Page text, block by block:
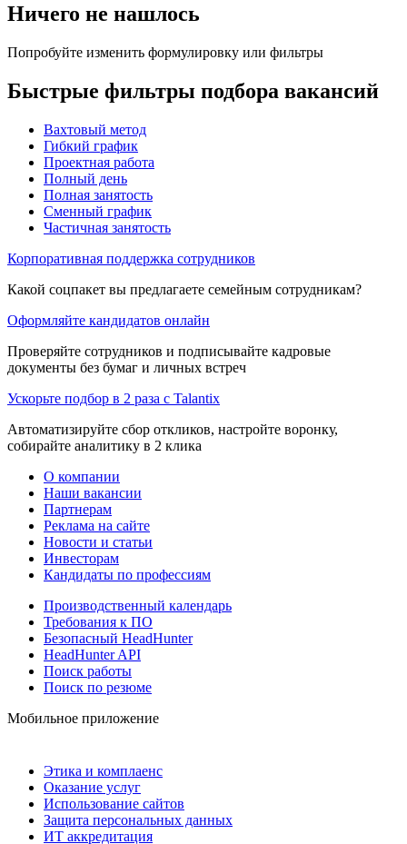
Ничего не нашлось
Попробуйте изменить формулировку или фильтры
Быстрые фильтры подбора вакансий
Вахтовый метод
Гибкий график
Проектная работа
Полный день
Полная занятость
Сменный график
Частичная занятость
Корпоративная поддержка сотрудников
Какой соцпакет вы предлагаете семейным сотрудникам?
Оформляйте кандидатов онлайн
Проверяйте сотрудников и подписывайте кадровые
документы без бумаг и личных встреч
Ускорьте подбор в 2 раза с Talantix
Автоматизируйте сбор откликов, настройте воронку,
собирайте аналитику в 2 клика
О компании
Наши вакансии
Партнерам
Реклама на сайте
Новости и статьи
Инвесторам
Кандидаты по профессиям
Производственный календарь
Требования к ПО
Безопасный HeadHunter
HeadHunter API
Поиск работы
Поиск по резюме
Мобильное приложение
Этика и комплаенс
Оказание услуг
Использование сайтов
Защита персональных данных
ИТ аккредитация